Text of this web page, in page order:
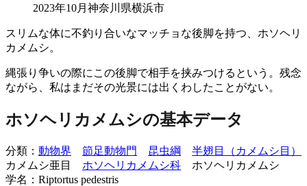
2023年10月神奈川県横浜市
スリムな体に不釣り合いなマッチョな後脚を持つ、ホソヘリ
カメムシ。
縄張り争いの際にこの後脚で相手を挟みつけるという。残念
ながら、私はまだその光景には出くわしたことがない。
ホソヘリカメムシの基本データ
分類： 動物界 節足動物門 昆虫綱
半翅目（カメムシ目）
カメムシ亜目 ホソヘリカメムシ科 ホソヘリカメムシ
学名：Riptortus pedestris